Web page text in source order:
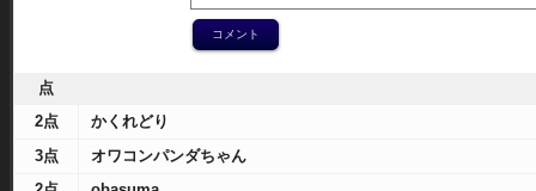
点
2点
かくれどり
3点
オワコンパンダちゃん